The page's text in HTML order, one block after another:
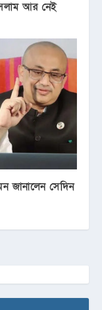
আর নেই
জানালেন সেদিন